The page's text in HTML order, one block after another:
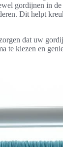
gordijnen in de
Dit helpt
dat uw
te kiezen en